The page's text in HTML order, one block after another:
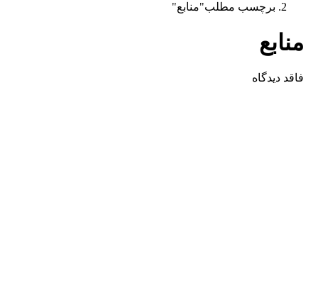
برچسب مطلب"منابع"